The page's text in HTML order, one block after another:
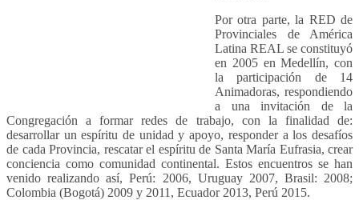
Por otra parte, la RED de
Provinciales de América
Latina REAL se constituyó
en 2005 en Medellín, con
la participación de 14
Animadoras, respondiendo
a una invitación de la
Congregación a formar redes de trabajo, con la finalidad de:
desarrollar un espíritu de unidad y apoyo, responder a los desafíos
de cada Provincia, rescatar el espíritu de Santa María Eufrasia, crear
conciencia como comunidad continental. Estos encuentros se han
venido realizando así, Perú: 2006, Uruguay 2007, Brasil: 2008;
Colombia (Bogotá) 2009 y 2011, Ecuador 2013, Perú 2015.